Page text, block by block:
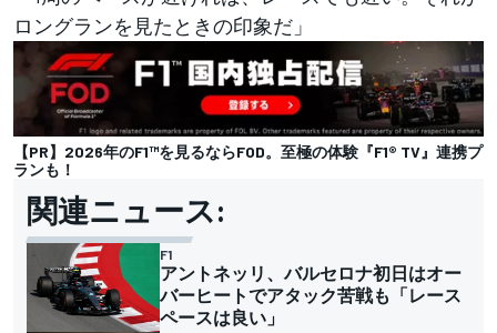
ロングランを見たときの印象だ」
【PR】2026年のF1™を見るならFOD。至極の体験『F1® TV』連携プ
ランも！
関連ニュース:
F1
アントネッリ、バルセロナ初日はオー
バーヒートでアタック苦戦も「レース
ペースは良い」